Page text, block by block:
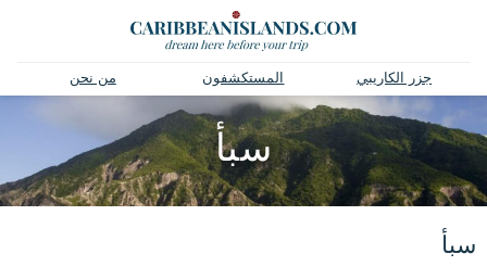
جزر الكاريبي المستكشفون من نحن
سبأ
سبأ